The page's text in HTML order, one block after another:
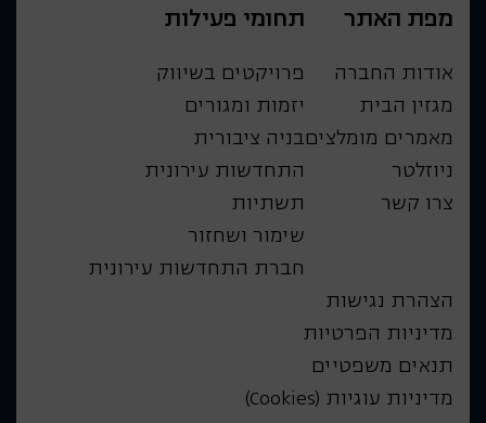
מפת האתר
אודות החברה
מגזין הבית
מאמרים מומלצים
ניוזלטר
צרו קשר
תחומי פעילות
פרויקטים בשיווק
יזמות ומגורים
בניה ציבורית
התחדשות עירונית
תשתיות
שימור ושחזור
חברת התחדשות עירונית
הצהרת נגישות
מדיניות הפרטיות
תנאים משפטיים
מדיניות עוגיות (Cookies)